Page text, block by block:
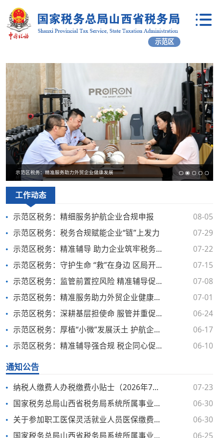
示范区
示范区税务：精准服务助力外贸企业健康发展
工作动态
示范区税务：精细服务护航企业合规申报
08-05
示范区税务：税务合规赋能企业“链”上发力
07-29
示范区税务：精准辅导 助力企业筑牢税务合规防线
07-22
示范区税务：守护生命 “救”在身边 区局开展红十字应急救护知识与技能专项培训
07-15
示范区税务：监管前置控风险 精准辅导促合规
07-08
示范区税务：精准服务助力外贸企业健康发展
07-01
示范区税务：深耕基层担使命 服管并重促合规
06-24
示范区税务：厚植“小微”发展沃土 护航企业合规发展
06-17
示范区税务：精准辅导强合规 税企同心促发展
06-10
通知公告
纳税人缴费人办税缴费小贴士（2026年7月）
07-23
国家税务总局山西省税务局系统所属事业单位2026年公开招聘工作人员体检考察递补公告（二）
06-30
关于参加职工医保灵活就业人员医保缴费业务办理的通告
06-30
国家税务总局山西省税务局系统所属事业单位2026年公开招聘工作人员体检考察递补公告
06-25